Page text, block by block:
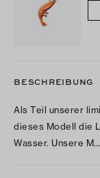
BESCHREIBUNG
Als Teil unserer
dieses Modell die
Wasser. Unsere M…